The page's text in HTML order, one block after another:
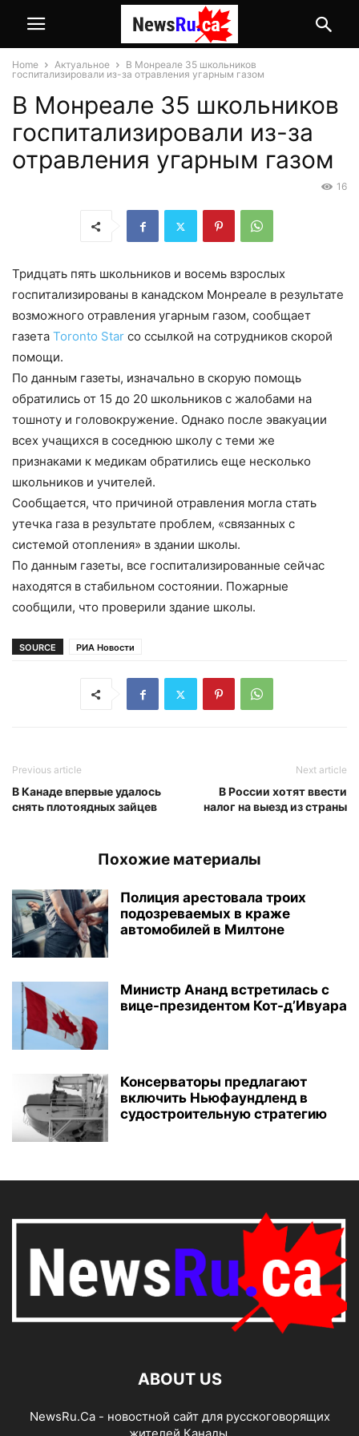
Home Актуальное
В Монреале 35 школьников
госпитализировали из-за отравления угарным газом
В Монреале 35 школьников
госпитализировали из-за
отравления угарным газом
16
Тридцать пять школьников и восемь взрослых
госпитализированы в канадском Монреале в результате
возможного отравления угарным газом, сообщает
газета Toronto Star со ссылкой на сотрудников скорой
помощи.
По данным газеты, изначально в скорую помощь
обратились от 15 до 20 школьников с жалобами на
тошноту и головокружение. Однако после эвакуации
всех учащихся в соседнюю школу с теми же
признаками к медикам обратились еще несколько
школьников и учителей.
Сообщается, что причиной отравления могла стать
утечка газа в результате проблем, «связанных с
системой отопления» в здании школы.
По данным газеты, все госпитализированные сейчас
находятся в стабильном состоянии. Пожарные
сообщили, что проверили здание школы.
SOURCE РИА Новости
Previous article
В Канаде впервые удалось
снять плотоядных зайцев
Next article
В России хотят ввести
налог на выезд из страны
Похожие материалы
Полиция арестовала троих
подозреваемых в краже
автомобилей в Милтоне
Министр Ананд встретилась с
вице-президентом Кот-д’Ивуара
Консерваторы предлагают
включить Ньюфаундленд в
судостроительную стратегию
ABOUT US
NewsRu.Ca - новостной сайт для русскоговорящих